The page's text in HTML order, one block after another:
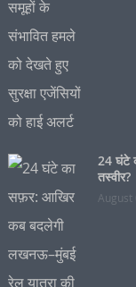
24 घंटे
तस्वीर?
August